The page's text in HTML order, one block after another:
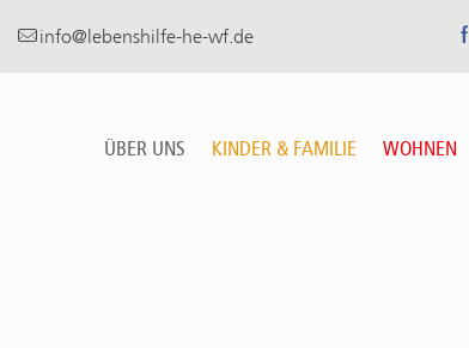
info@lebenshilfe-he-wf.de f
ÜBER UNS KINDER & FAMILIE WOHNEN